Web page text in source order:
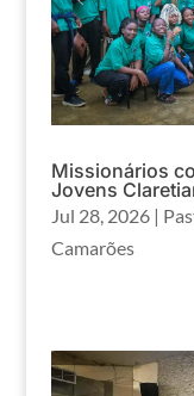
Missionários
Jovens
Jul 28, 2026|
Camarões